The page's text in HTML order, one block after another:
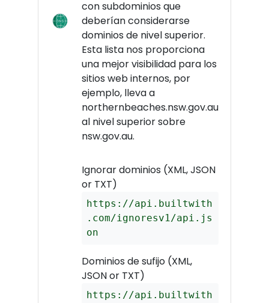
con subdominios que
deberían considerarse
dominios de nivel superior.
Esta lista nos proporciona
una mejor visibilidad para los
sitios web internos, por
ejemplo, lleva a
northernbeaches.nsw.gov.au
al nivel superior sobre
nsw.gov.au.
Ignorar dominios (XML, JSON
or TXT)
https://api.builtwith
.com/ignoresv1/api.js
on
Dominios de sufijo (XML,
JSON or TXT)
https://api.builtwith